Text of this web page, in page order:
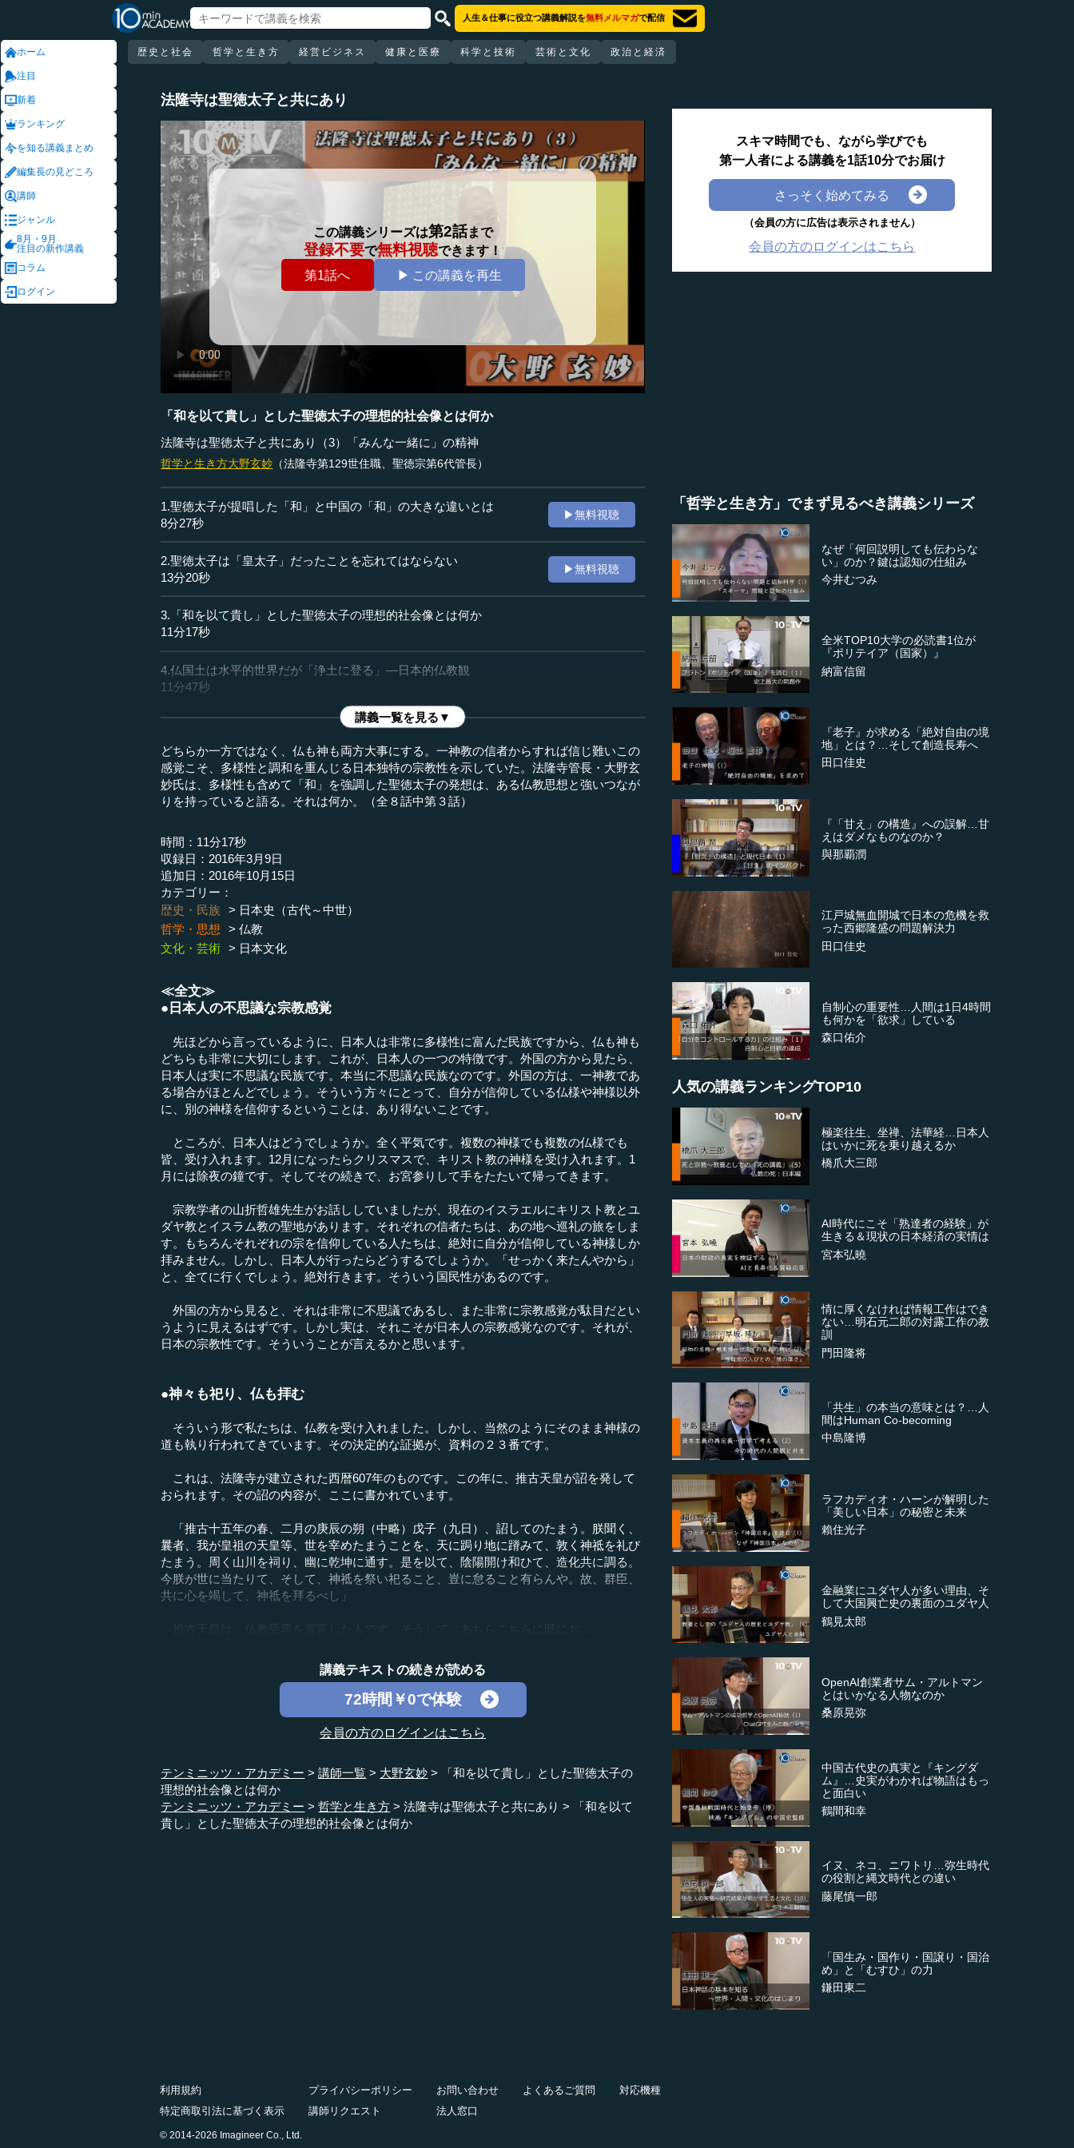
ホーム
注目
新着
ランキング
を知る講義まとめ
編集長の見どころ
講師
ジャンル
8月・9月
注目の新作講義
コラム
ログイン
人生＆仕事に役立つ講義解説を無料メルマガで配信
歴史と社会 哲学と生き方 経営ビジネス 健康と医療 科学と技術 芸術と文化 政治と経済
法隆寺は聖徳太子と共にあり
この講義シリーズは第2話まで
登録不要で無料視聴できます！
第1話へ
▶ この講義を再生
「和を以て貴し」とした聖徳太子の理想的社会像とは何か
法隆寺は聖徳太子と共にあり（3）「みんな一緒に」の精神
哲学と生き方大野玄妙 （法隆寺第129世住職、聖徳宗第6代管長）
1.聖徳太子が提唱した「和」と中国の「和」の大きな違いとは
8分27秒
▶無料視聴
2.聖徳太子は「皇太子」だったことを忘れてはならない
13分20秒
▶無料視聴
3.「和を以て貴し」とした聖徳太子の理想的社会像とは何か
11分17秒
4.仏国土は水平的世界だが「浄土に登る」―日本的仏教観
11分47秒
講義一覧を見る▼
どちらか一方ではなく、仏も神も両方大事にする。一神教の信者からすれば信じ難いこの
感覚こそ、多様性と調和を重んじる日本独特の宗教性を示していた。法隆寺管長・大野玄
妙氏は、多様性も含めて「和」を強調した聖徳太子の発想は、ある仏教思想と強いつなが
りを持っていると語る。それは何か。（全８話中第３話）
時間：11分17秒
収録日：2016年3月9日
追加日：2016年10月15日
カテゴリー：
歴史・民族
日本史（古代～中世）
哲学・思想
仏教
文化・芸術
日本文化
≪全文≫
●日本人の不思議な宗教感覚
先ほどから言っているように、日本人は非常に多様性に富んだ民族ですから、仏も神も
どちらも非常に大切にします。これが、日本人の一つの特徴です。外国の方から見たら、
日本人は実に不思議な民族です。本当に不思議な民族なのです。外国の方は、一神教であ
る場合がほとんどでしょう。そういう方々にとって、自分が信仰している仏様や神様以外
に、別の神様を信仰するということは、あり得ないことです。
ところが、日本人はどうでしょうか。全く平気です。複数の神様でも複数の仏様でも
皆、受け入れます。12月になったらクリスマスで、キリスト教の神様を受け入れます。1
月には除夜の鐘です。そしてその続きで、お宮参りして手をたたいて帰ってきます。
宗教学者の山折哲雄先生がお話ししていましたが、現在のイスラエルにキリスト教とユ
ダヤ教とイスラム教の聖地があります。それぞれの信者たちは、あの地へ巡礼の旅をしま
す。もちろんそれぞれの宗を信仰している人たちは、絶対に自分が信仰している神様しか
拝みません。しかし、日本人が行ったらどうするでしょうか。「せっかく来たんやから」
と、全てに行くでしょう。絶対行きます。そういう国民性があるのです。
外国の方から見ると、それは非常に不思議であるし、また非常に宗教感覚が駄目だとい
うように見えるはずです。しかし実は、それこそが日本人の宗教感覚なのです。それが、
日本の宗教性です。そういうことが言えるかと思います。
●神々も祀り、仏も拝む
そういう形で私たちは、仏教を受け入れました。しかし、当然のようにそのまま神様の
道も執り行われてきています。その決定的な証拠が、資料の２３番です。
これは、法隆寺が建立された西暦607年のものです。この年に、推古天皇が詔を発して
おられます。その詔の内容が、ここに書かれています。
「推古十五年の春、二月の庚辰の朔（中略）戊子（九日）、詔してのたまう。朕聞く、
曩者、我が皇祖の天皇等、世を宰めたまうことを、天に跼り地に蹐みて、敦く神祗を礼び
たまう。周く山川を祠り、幽に乾坤に通す。是を以て、陰陽開け和ひて、造化共に調る。
今朕が世に当たりて、そして、神祗を祭い祀ること、豈に怠ること有らんや。故、群臣、
共に心を竭して、神祗を拜るべし」
講義テキストの続きが読める
72時間￥0で体験
会員の方のログインはこちら
テンミニッツ・アカデミー 講師一覧 大野玄妙
「和を以て貴し」とした聖徳太子の
理想的社会像とは何か
テンミニッツ・アカデミー
哲学と生き方 法隆寺は聖徳太子と共にあり
「和を以て
貴し」とした聖徳太子の理想的社会像とは何か
スキマ時間でも、ながら学びでも
第一人者による講義を1話10分でお届け
さっそく始めてみる
（会員の方に広告は表示されません）
会員の方のログインはこちら
「哲学と生き方」でまず見るべき講義シリーズ
なぜ「何回説明しても伝わらな
い」のか？鍵は認知の仕組み
今井むつみ
全米TOP10大学の必読書1位が
『ポリテイア（国家）』
納富信留
『老子』が求める「絶対自由の境
地」とは？…そして創造長寿へ
田口佳史
『「甘え」の構造』への誤解…甘
えはダメなものなのか？
與那覇潤
江戸城無血開城で日本の危機を救
った西郷隆盛の問題解決力
田口佳史
自制心の重要性…人間は1日4時間
も何かを「欲求」している
森口佑介
人気の講義ランキングTOP10
極楽往生、坐禅、法華経…日本人
はいかに死を乗り越えるか
橋爪大三郎
AI時代にこそ「熟達者の経験」が
生きる＆現状の日本経済の実情は
宮本弘曉
情に厚くなければ情報工作はでき
ない…明石元二郎の対露工作の教
訓
門田隆将
「共生」の本当の意味とは？…人
間はHuman Co-becoming
中島隆博
ラフカディオ・ハーンが解明した
「美しい日本」の秘密と未来
賴住光子
金融業にユダヤ人が多い理由、そ
して大国興亡史の裏面のユダヤ人
鶴見太郎
OpenAI創業者サム・アルトマン
とはいかなる人物なのか
桑原晃弥
中国古代史の真実と『キングダ
ム』…史実がわかれば物語はもっ
と面白い
鶴間和幸
イヌ、ネコ、ニワトリ…弥生時代
の役割と縄文時代との違い
藤尾慎一郎
「国生み・国作り・国譲り・国治
め」と「むすひ」の力
鎌田東二
利用規約 プライバシーポリシー お問い合わせ よくあるご質問
対応機種
特定商取引法に基づく表示
講師リクエスト 法人窓口
© 2014-2026 Imagineer Co., Ltd.